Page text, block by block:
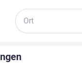
Suche